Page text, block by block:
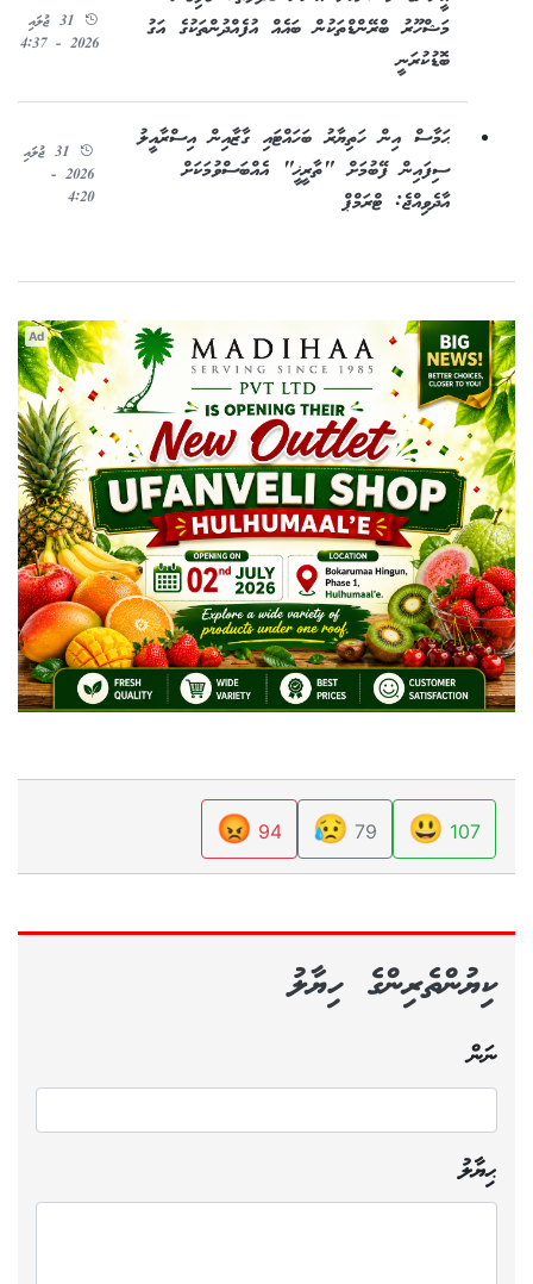
މަޝްހޫރު ބްރޭންޑްތަކުން ބައެއް އުފެއްދުންތަކުގެ އަގު
ބޮޑުކުރަނީ
31 ޖުލައި
2026 - 4:37
ޙަމާސް އިން ހަތިޔާރު ބަހައްޓައި ގާޒާއިން އިސްރާއީލު
ސިފައިން ފޭބުމަށް "ތާރީޚީ" އެއްބަސްވުމަކަށް
އާދެވިއްޖެ: ޓްރަމްޕް
31 ޖުލައި
2026 -
4:20
Ad
107
😃
79
😥
94
😡
ކިޔުންތެރިންގެ ހިޔާލު
ނަން
ޙިޔާލު